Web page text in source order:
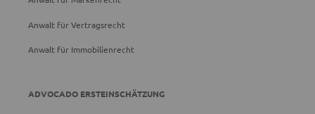
Anwalt für Vertragsrecht
Anwalt für Immobilienrecht
ADVOCADO ERSTEINSCHÄTZUNG